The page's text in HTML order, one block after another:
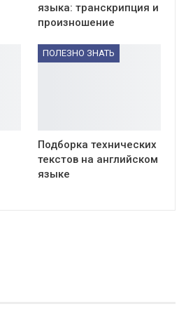
языка: транскрипция и
произношение
ПОЛЕЗНО ЗНАТЬ
Подборка технических
текстов на английском
языке